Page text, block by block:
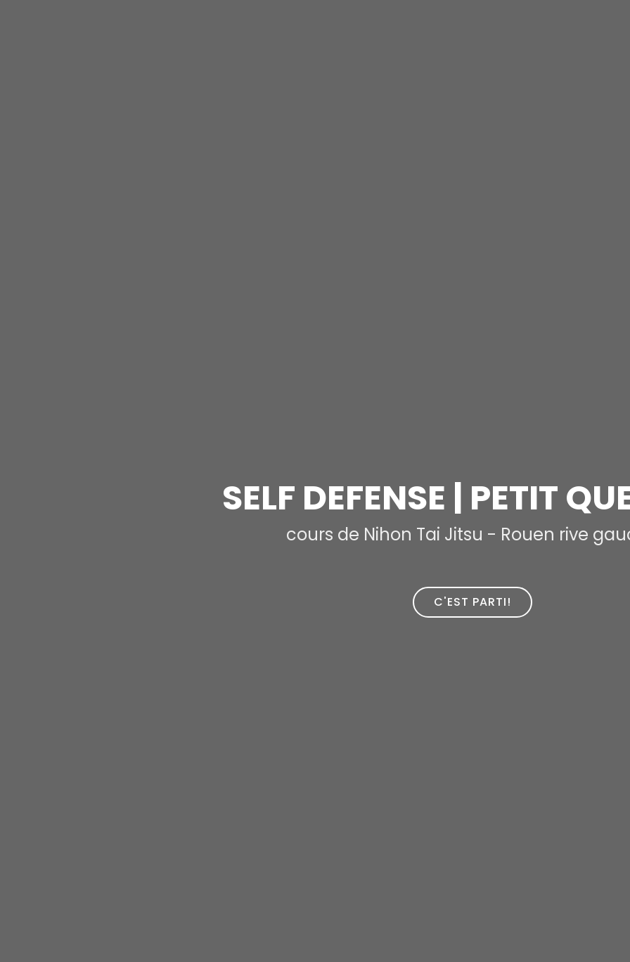
SELF DEFENSE | PETIT
cours de Nihon Tai Jitsu - Rouen rive
C'EST PARTI!